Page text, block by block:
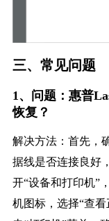
三、常见问题
1、问题：惠普
恢复？
解决方法：首先，
据线是否连接良好
开“设备和打印机”
机图标，选择“查